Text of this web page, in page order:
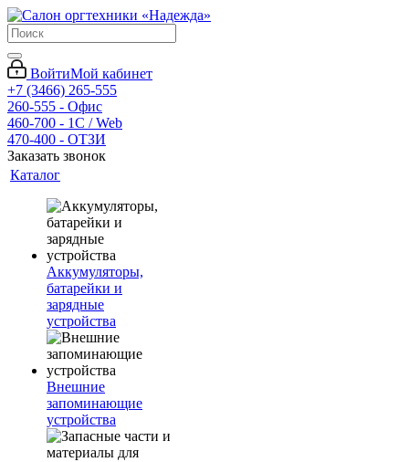
ВойтиМой кабинет
+7 (3466) 265-555
260-555 - Офис
460-700 - 1C / Web
470-400 - ОТЗИ
Заказать звонок
Каталог
Аккумуляторы,
батарейки и
зарядные
устройства
Внешние
запоминающие
устройства